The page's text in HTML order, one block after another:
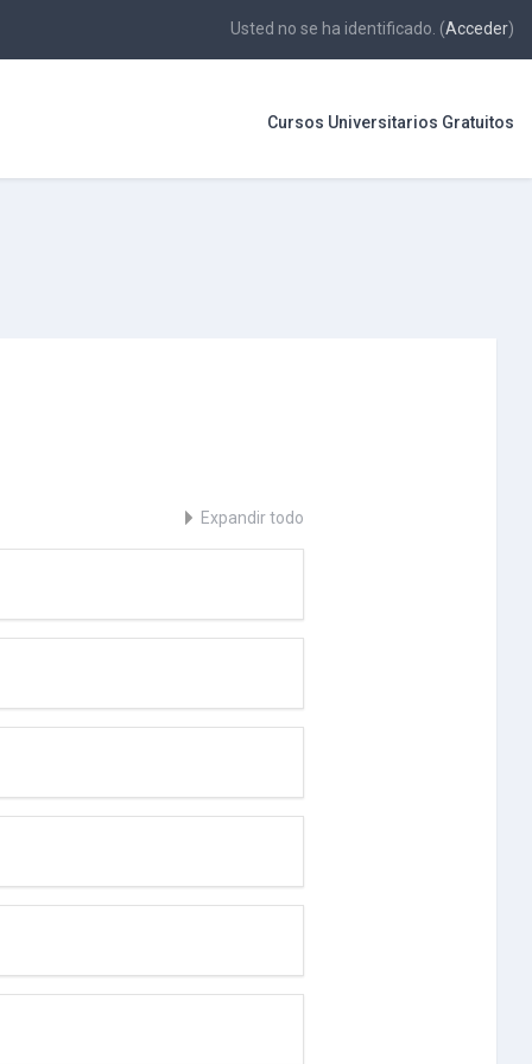
Usted no se ha identificado. (Acceder)
Cursos Universitarios Gratuitos
Expandir todo